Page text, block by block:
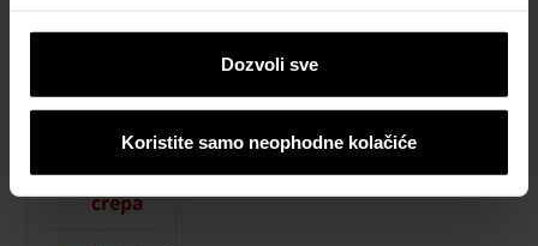
Dozvoli sve
Koristite samo neophodne kolačiće
proračun
Naručite
besplatan
uzorak
crepa